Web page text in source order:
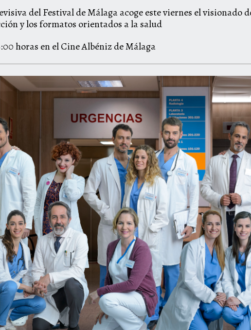
del Festival de Málaga acoge este viernes el visionado
y los formatos orientados a la salud
horas en el Cine Albéniz de Málaga